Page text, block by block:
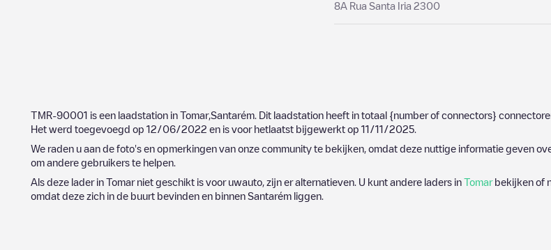
8A Rua Santa Iria 2300
TMR-90001 is een laadstation in Tomar, Santarém . Dit laadstation heeft in totaal {number of connectors}
Het werd toegevoegd op 12/06/2022 en is voor hetlaatst bijgewerkt op 11/11/2025
We raden u aan de foto's en opmerkingen van onze community te bekijken, omdat deze nuttige informatie geven
om andere gebruikers te helpen.
Als deze lader in Tomarniet geschikt is voor uwauto, zijn er alternatieven. U kunt andere laders in Tomarbekijken of
omdat deze zich in de buurt bevinden en binnen Santarém liggen.